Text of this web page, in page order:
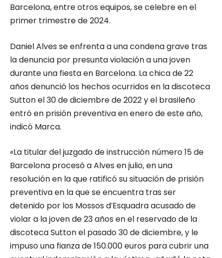
Barcelona, entre otros equipos, se celebre en el
primer trimestre de 2024.
Daniel Alves se enfrenta a una condena grave tras
la denuncia por presunta violación a una joven
durante una fiesta en Barcelona. La chica de 22
años denunció los hechos ocurridos en la discoteca
Sutton el 30 de diciembre de 2022 y el brasileño
entró en prisión preventiva en enero de este año,
indicó Marca.
«La titular del juzgado de instrucción número 15 de
Barcelona procesó a Alves en julio, en una
resolución en la que ratificó su situación de prisión
preventiva en la que se encuentra tras ser
detenido por los Mossos d’Esquadra acusado de
violar a la joven de 23 años en el reservado de la
discoteca Sutton el pasado 30 de diciembre, y le
impuso una fianza de 150.000 euros para cubrir una